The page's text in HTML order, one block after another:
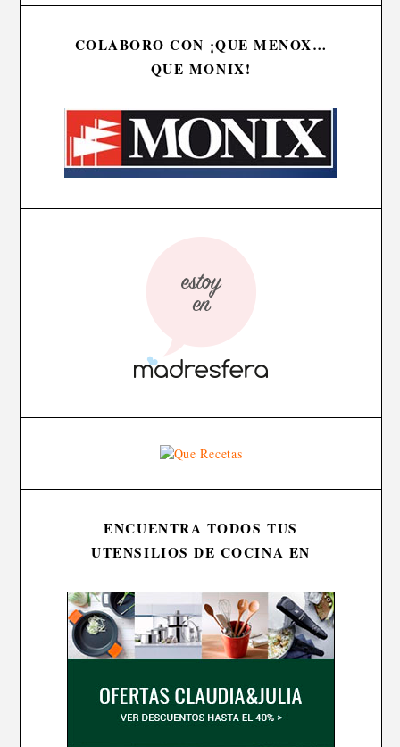
COLABORO CON ¡QUE MENOX…
QUE MONIX!
ENCUENTRA TODOS TUS
UTENSILIOS DE COCINA EN